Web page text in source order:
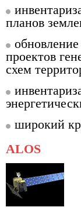
планов
проектов
схем
широкий
ALOS